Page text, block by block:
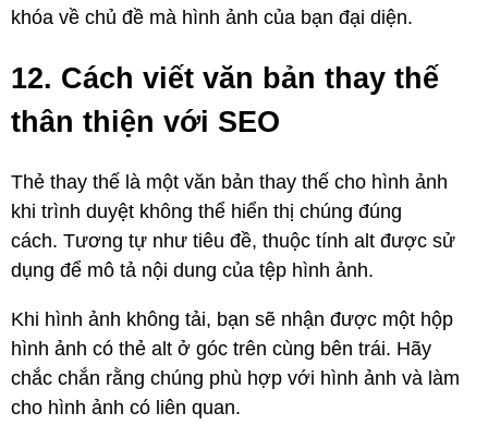
khóa về chủ đề mà hình ảnh của bạn đại diện.
12. Cách viết văn bản thay thế
thân thiện với SEO
Thẻ thay thế là một văn bản thay thế cho hình ảnh
khi trình duyệt không thể hiển thị chúng đúng
cách. Tương tự như tiêu đề, thuộc tính alt được sử
dụng để mô tả nội dung của tệp hình ảnh.
Khi hình ảnh không tải, bạn sẽ nhận được một hộp
hình ảnh có thẻ alt ở góc trên cùng bên trái. Hãy
chắc chắn rằng chúng phù hợp với hình ảnh và làm
cho hình ảnh có liên quan.